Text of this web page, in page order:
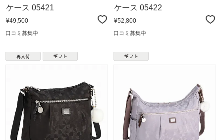
ケース 05421
¥49,500
口コミ募集中
ケース 05422
¥52,800
口コミ募集中